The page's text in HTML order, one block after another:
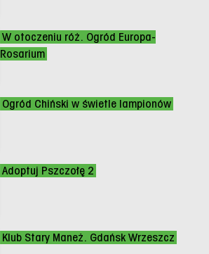
W otoczeniu róż. Ogród Europa-
Rosarium
Ogród Chiński w świetle lampionów
Adoptuj Pszczołę 2
Klub Stary Maneż. Gdańsk Wrzeszcz